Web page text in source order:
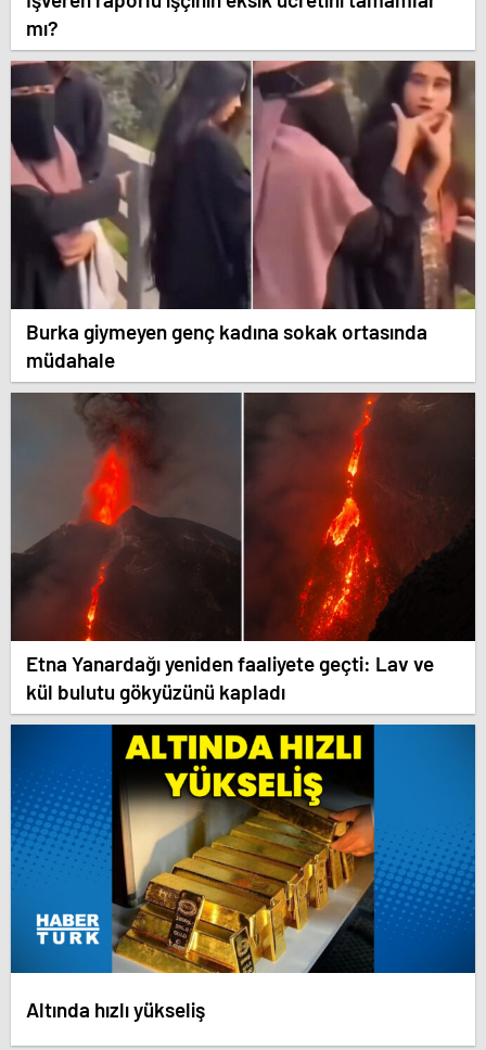
mı?
Burka giymeyen genç kadına sokak ortasında
müdahale
Etna Yanardağı yeniden faaliyete geçti: Lav ve
kül bulutu gökyüzünü kapladı
Altında hızlı yükseliş